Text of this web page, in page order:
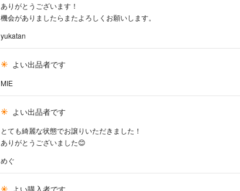
ありがとうございます！
機会がありましたらまたよろしくお願いします。
yukatan
よい出品者です
MIE
よい出品者です
とても綺麗な状態でお譲りいただきました！
ありがとうございました😊
めぐ